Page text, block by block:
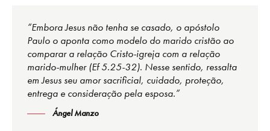
“Embora Jesus não tenha se casado, o apóstolo
Paulo o aponta como modelo do marido cristão ao
comparar a relação Cristo-igreja com a relação
marido-mulher (Ef 5.25-32). Nesse sentido, ressalta
em Jesus seu amor sacrificial, cuidado, proteção,
entrega e consideração pela esposa.”
Ángel Manzo